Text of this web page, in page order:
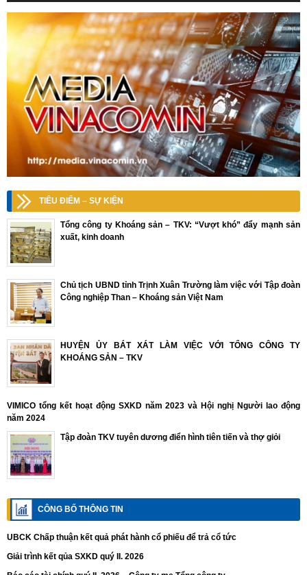
TIÊU ĐIỂM – SỰ KIỆN
Tổng công ty Khoáng sản – TKV: “Vượt khó” đẩy mạnh sản
xuất, kinh doanh
Chủ tịch UBND tỉnh Trịnh Xuân Trường làm việc với Tập đoàn
Công nghiệp Than – Khoáng sản Việt Nam
HUYỆN ỦY BÁT XÁT LÀM VIỆC VỚI TỔNG CÔNG TY
KHOÁNG SẢN – TKV
VIMICO tổng kết hoạt động SXKD năm 2023 và Hội nghị Người lao động
năm 2024
Tập đoàn TKV tuyên dương điển hình tiên tiến và thợ giỏi
CÔNG BỐ THÔNG TIN
UBCK Chấp thuận kết quả phát hành cổ phiếu để trả cổ tức
Giải trình kết qủa SXKD quý II. 2026